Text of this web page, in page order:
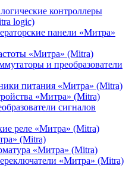
контроллеры
logic)
панели «Митра»
«Митра» (Mitra)
и преобразователи
питания «Митра» (Mitra)
«Митра» (Mitra)
сигналов
реле «Митра» (Mitra)
(Mitra)
«Митра» (Mitra)
«Митра» (Mitra)